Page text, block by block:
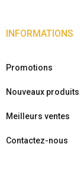
INFORMATIONS
Promotions
Nouveaux produits
Meilleurs ventes
Contactez-nous